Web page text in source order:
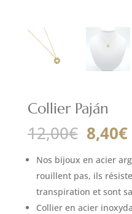
Collier Paján
12,00€ Le
prix
initial
était :
8,40€
Nos bijoux en acier
rouillent pas, ils
transpiration et sont
Collier en acier